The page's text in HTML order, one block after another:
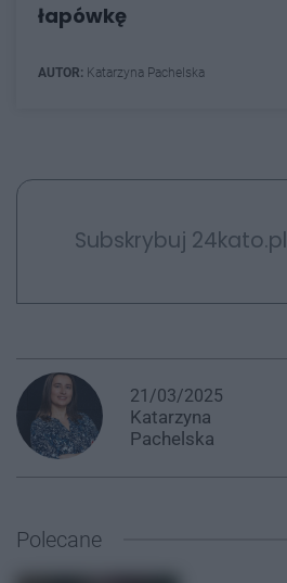
łapówkę
AUTOR: Katarzyna Pachelska
Subskrybuj 24kato.pl
21/03/2025
Katarzyna
Pachelska
Polecane